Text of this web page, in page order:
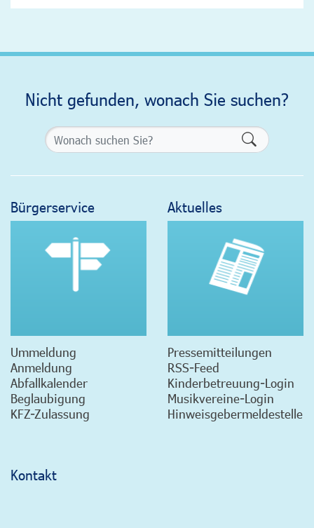
Nicht gefunden, wonach Sie suchen?
Bürgerservice
Ummeldung
Anmeldung
Abfallkalender
Beglaubigung
KFZ-Zulassung
Aktuelles
Pressemitteilungen
RSS-Feed
Kinderbetreuung-Login
Musikvereine-Login
Hinweisgebermeldestelle
Kontakt